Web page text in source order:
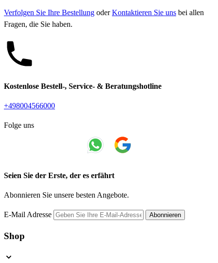
Verfolgen Sie Ihre Bestellung oderKontaktieren Sie uns bei allen
Fragen, die Sie haben.
Kostenlose Bestell-, Service- & Beratungshotline
+498004566000
Folge uns
Seien Sie der Erste, der es erfährt
Abonnieren Sie unsere besten Angebote.
E-Mail Adresse Abonnieren
Shop